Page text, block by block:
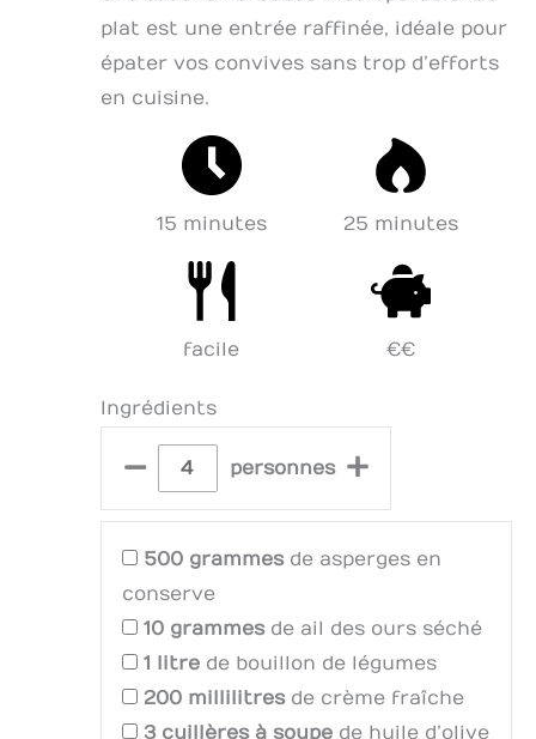
plat est une entrée raffinée, idéale pour
épater vos convives sans trop d’efforts
en cuisine.
15 minutes 25 minutes
facile €€
Ingrédients
– personnes +
500 grammesde asperges en
conserve
10 grammesde ail des ours séché
1
litre de bouillon de légumes
200 millilitresde crème fraîche
3 cuillères à soupe de huile d’olive